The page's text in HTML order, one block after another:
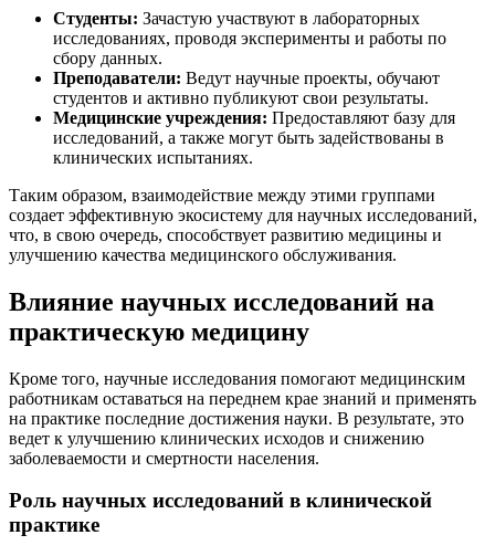
Студенты: Зачастую участвуют в лабораторных
исследованиях, проводя эксперименты и работы по
сбору данных.
Преподаватели: Ведут научные проекты, обучают
студентов и активно публикуют свои результаты.
Медицинские учреждения: Предоставляют базу для
исследований, а также могут быть задействованы в
клинических испытаниях.
Таким образом, взаимодействие между этими группами
создает эффективную экосистему для научных исследований,
что, в свою очередь, способствует развитию медицины и
улучшению качества медицинского обслуживания.
Влияние научных исследований на
практическую медицину
Кроме того, научные исследования помогают медицинским
работникам оставаться на переднем крае знаний и применять
на практике последние достижения науки. В результате, это
ведет к улучшению клинических исходов и снижению
заболеваемости и смертности населения.
Роль научных исследований в клинической
практике